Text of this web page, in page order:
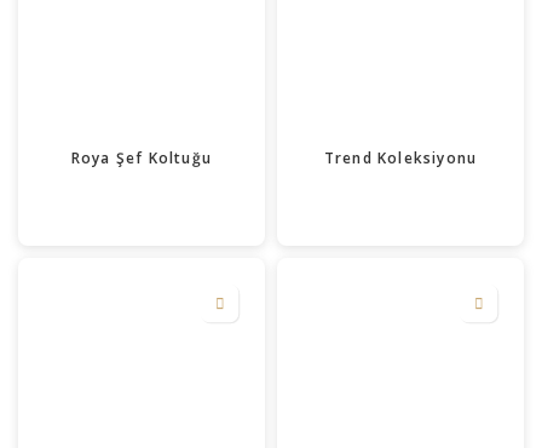
Roya Şef Koltuğu Trend Koleksiyonu